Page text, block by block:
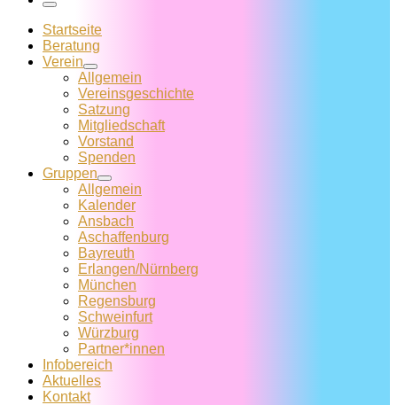
Menü
Startseite
Beratung
Verein
Allgemein
Vereins­geschichte
Satzung
Mitglied­schaft
Vorstand
Spenden
Gruppen
Allgemein
Kalender
Ansbach
Aschaffenburg
Bayreuth
Erlangen/Nürnberg
München
Regensburg
Schweinfurt
Würzburg
Partner*innen
Infobereich
Aktuelles
Kontakt